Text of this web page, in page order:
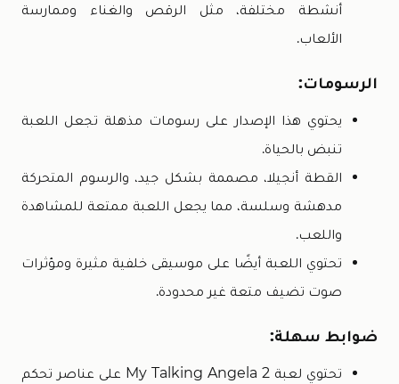
أنشطة مختلفة، مثل الرقص والغناء وممارسة
الألعاب.
الرسومات:
يحتوي هذا الإصدار على رسومات مذهلة تجعل اللعبة
تنبض بالحياة.
القطة أنجيلا، مصممة بشكل جيد، والرسوم المتحركة
مدهشة وسلسة، مما يجعل اللعبة ممتعة للمشاهدة
واللعب.
تحتوي اللعبة أيضًا على موسيقى خلفية مثيرة ومؤثرات
صوت تضيف متعة غير محدودة.
ضوابط سهلة:
تحتوي لعبة My Talking Angela 2 على عناصر تحكم